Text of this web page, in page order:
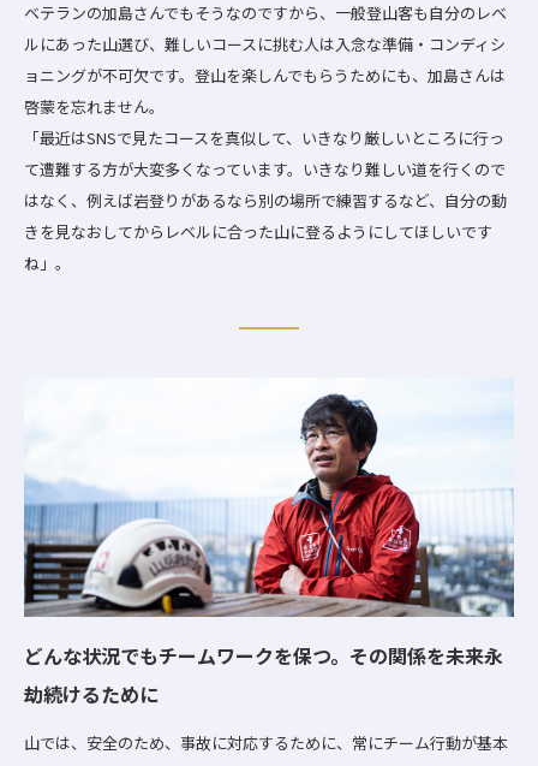
ベテランの加島さんでもそうなのですから、一般登山客も自分のレベ
ルにあった山選び、難しいコースに挑む人は入念な準備・コンディシ
ョニングが不可欠です。登山を楽しんでもらうためにも、加島さんは
啓蒙を忘れません。
「最近はSNSで見たコースを真似して、いきなり厳しいところに行っ
て遭難する方が大変多くなっています。いきなり難しい道を行くので
はなく、例えば岩登りがあるなら別の場所で練習するなど、自分の動
きを見なおしてからレベルに合った山に登るようにしてほしいです
ね」。
どんな状況でもチームワークを保つ。その関係を未来永
劫続けるために
山では、安全のため、事故に対応するために、常にチーム行動が基本